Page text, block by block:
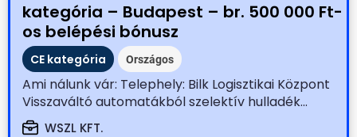
kategória – Budapest – br. 500 000 Ft-
os belépési bónusz
CE kategória Országos
Ami nálunk vár: Telephely: Bilk Logisztikai Központ
Visszaváltó automatákból szelektív hulladék...
WSZL KFT.